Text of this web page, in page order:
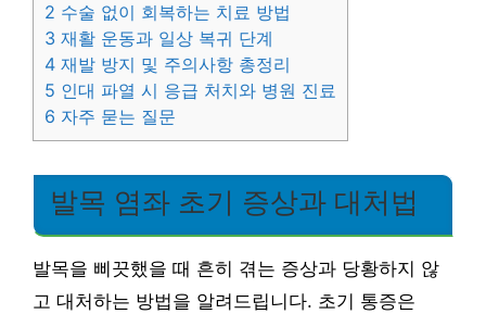
2 수술 없이 회복하는 치료 방법
3 재활 운동과 일상 복귀 단계
4 재발 방지 및 주의사항 총정리
5 인대 파열 시 응급 처치와 병원 진료
6 자주 묻는 질문
발목 염좌 초기 증상과 대처법
발목을 삐끗했을 때 흔히 겪는 증상과 당황하지 않
고 대처하는 방법을 알려드립니다. 초기 통증은